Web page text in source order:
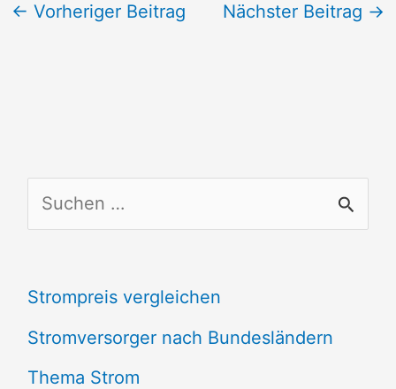
← Vorheriger Beitrag Nächster Beitrag →
u
h
e
n
Strompreis vergleichen
Stromversorger nach Bundesländern
Thema Strom